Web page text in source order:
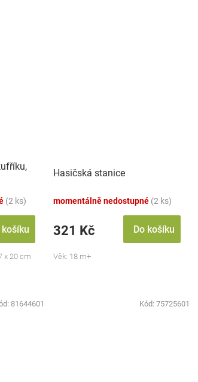
(2 ks)
košíku
x 20 cm
81644601
Hasičská stanice
momentálně nedostupné (2 ks)
321 Kč Do košíku
Věk: 18 m+
Kód: 75725601